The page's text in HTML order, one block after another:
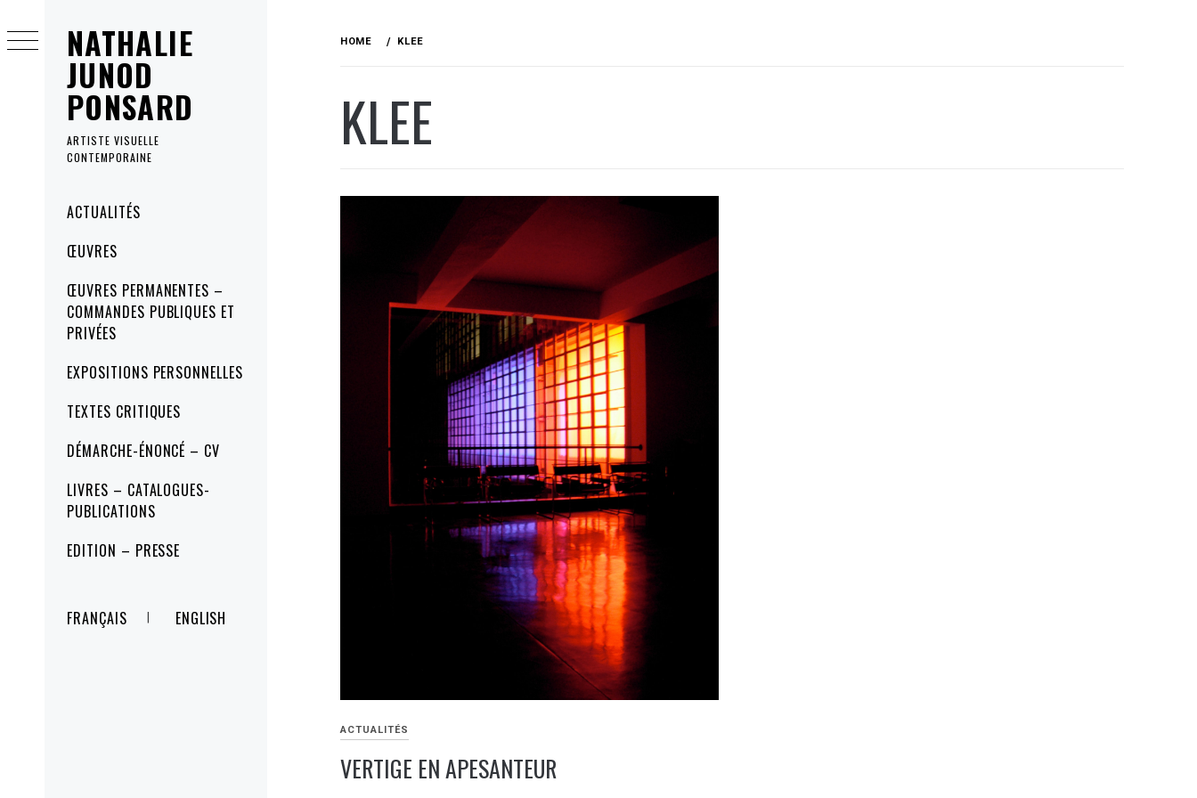
NATHALIE
JUNOD
PONSARD
ARTISTE VISUELLE
CONTEMPORAINE
MenuACTUALITÉS
ŒUVRES
ŒUVRES PERMANENTES –
COMMANDES PUBLIQUES ET
PRIVÉES
EXPOSITIONS PERSONNELLES
TEXTES CRITIQUES
DÉMARCHE-ÉNONCÉ – CV
LIVRES – CATALOGUES-
PUBLICATIONS
EDITION – PRESSE
FRANÇAIS ENGLISH
to
content
HOME KLEE
KLEE
ACTUALITÉS
VERTIGE EN APESANTEUR